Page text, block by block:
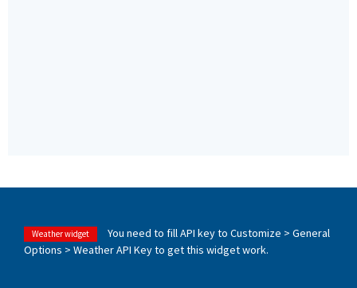
Weather widget
You need to fill API key to Customize > General
Options > Weather API Key to get this widget work.